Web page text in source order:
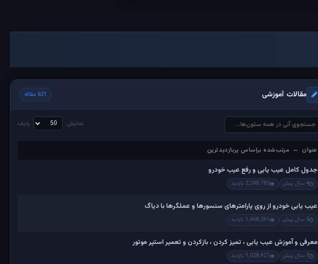
مقالات آموزشی 621 مقاله
نمایش ردیف
عنوان — مرتب‌شده براساس پربازدیدترین
عنوان — مرتب‌شده براساس پربازدیدترین
جدول کامل عیب یابی و رفع عیب خودرو
4 سال پیش 2,248,783 بازدید
عیب یابی خودرو از روی پارامترهای سنسورها و عملگرها با دیاگ
5 سال پیش 1,668,261 بازدید
معرفی و آموزش عیب یابی ، تمیز کردن ، بازکردن و تعمیر استپر موتور
7 سال پیش 1,028,427 بازدید